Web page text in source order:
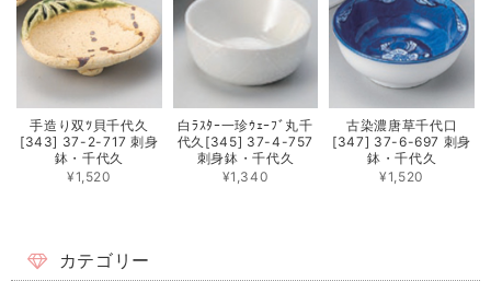
手造り双ﾂ貝千代久
[343] 37-2-717 刺身
鉢・千代久
¥1,520
白ﾗｽﾀｰ一珍ｳｪｰﾌﾞ丸千
代久[345] 37-4-757
刺身鉢・千代久
¥1,340
古染濃唐草千代口
[347] 37-6-697 刺身
鉢・千代久
¥1,520
カテゴリー